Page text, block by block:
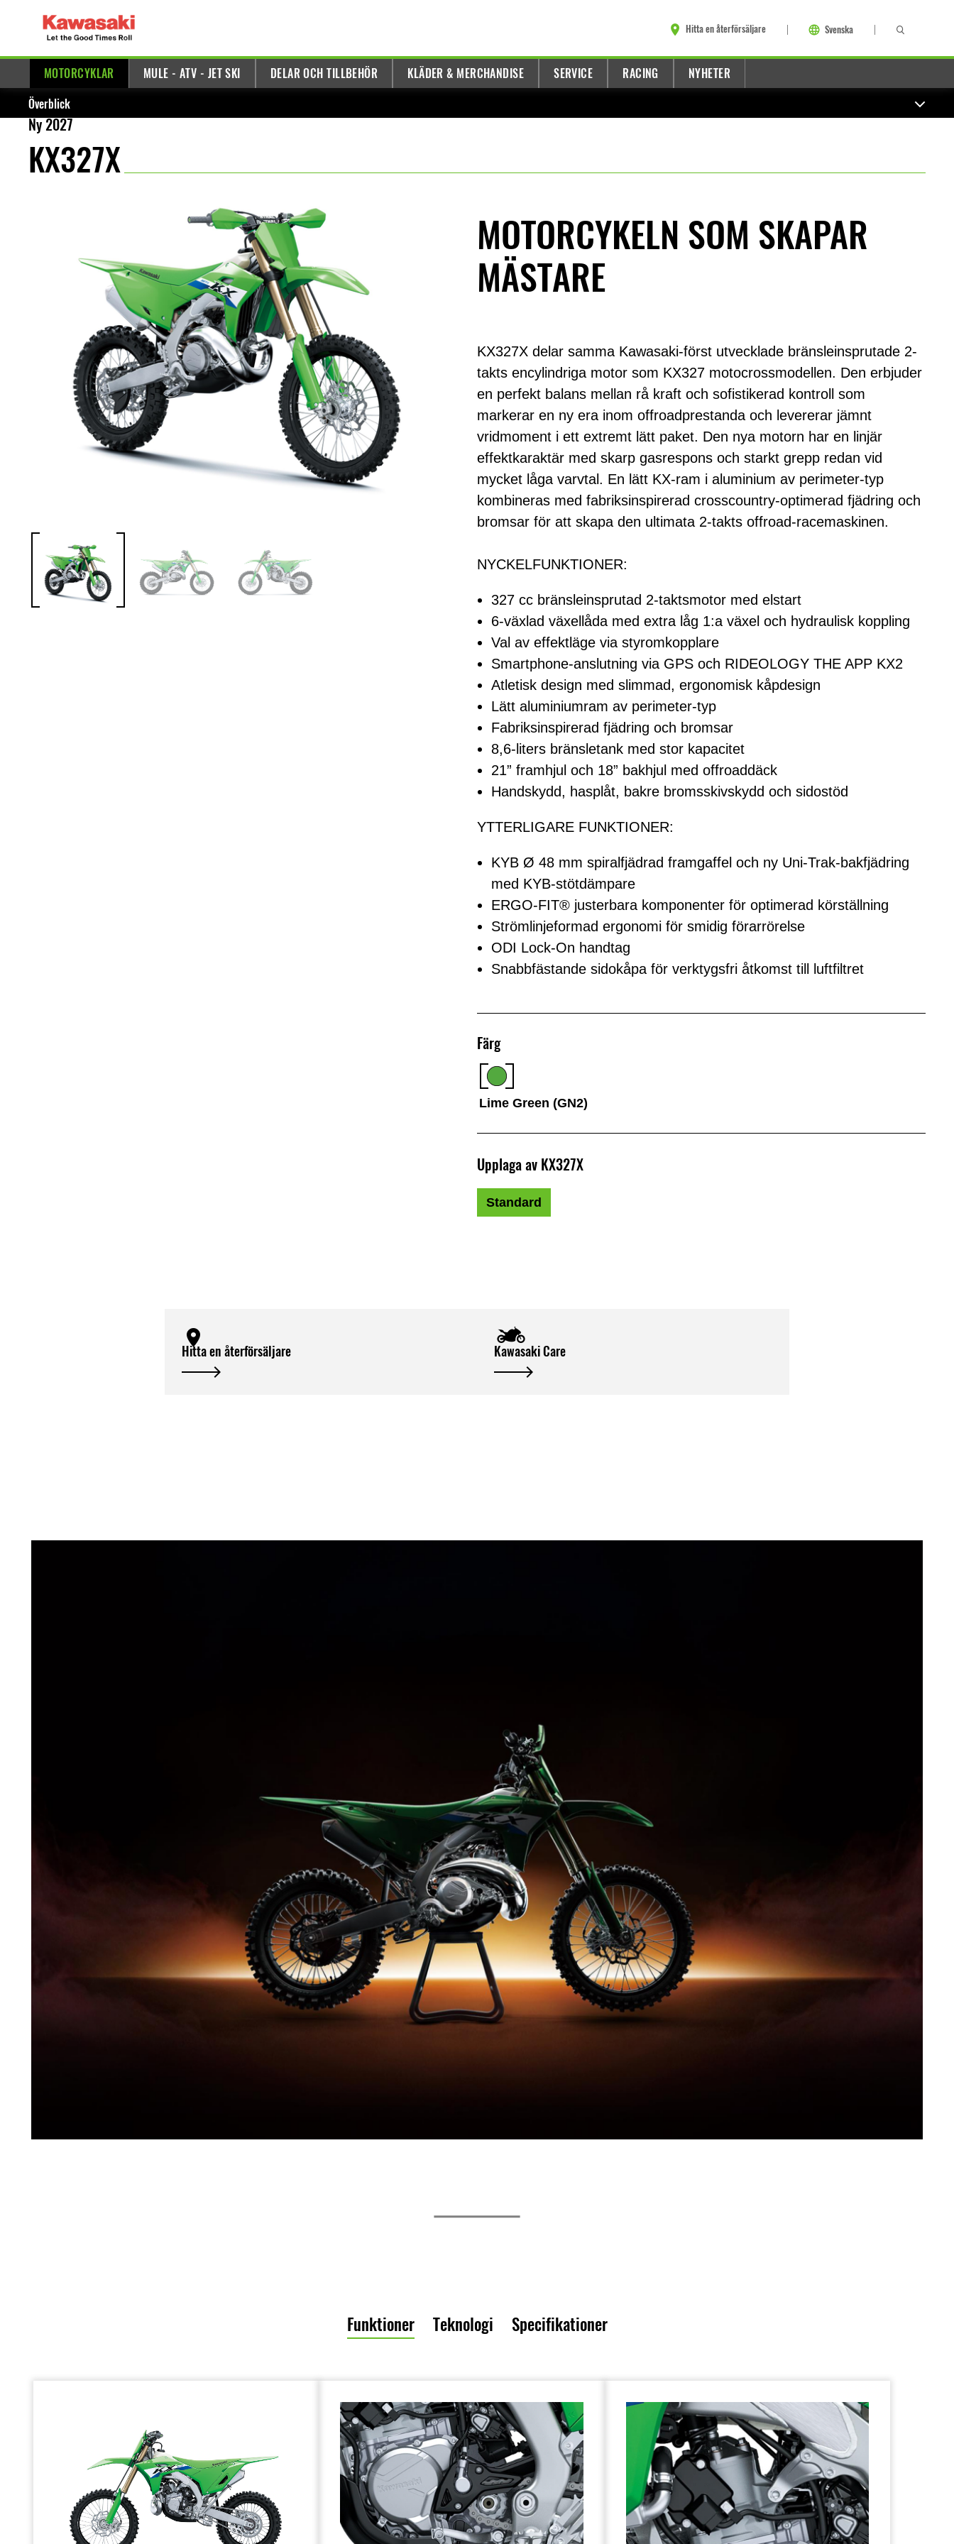
Hitta en återförsäljare Svenska
MOTORCYKLAR MULE - ATV - JET SKI DELAR OCH TILLBEHÖR KLÄDER & MERCHANDISE SERVICE RACING NYHETER
Överblick
Ny 2027
KX327X
MOTORCYKELN SOM SKAPAR
MÄSTARE
KX327X delar samma Kawasaki-först utvecklade bränsleinsprutade 2-
takts encylindriga motor som KX327 motocrossmodellen. Den erbjuder
en perfekt balans mellan rå kraft och sofistikerad kontroll som
markerar en ny era inom offroadprestanda och levererar jämnt
vridmoment i ett extremt lätt paket. Den nya motorn har en linjär
effektkaraktär med skarp gasrespons och starkt grepp redan vid
mycket låga varvtal. En lätt KX-ram i aluminium av perimeter-typ
kombineras med fabriksinspirerad crosscountry-optimerad fjädring och
bromsar för att skapa den ultimata 2-takts offroad-racemaskinen.
NYCKELFUNKTIONER:
327 cc bränsleinsprutad 2-taktsmotor med elstart
6-växlad växellåda med extra låg 1:a växel och hydraulisk koppling
Val av effektläge via styromkopplare
Smartphone-anslutning via GPS och RIDEOLOGY THE APP KX2
Atletisk design med slimmad, ergonomisk kåpdesign
Lätt aluminiumram av perimeter-typ
Fabriksinspirerad fjädring och bromsar
8,6-liters bränsletank med stor kapacitet
21” framhjul och 18” bakhjul med offroaddäck
Handskydd, hasplåt, bakre bromsskivskydd och sidostöd
YTTERLIGARE FUNKTIONER:
KYB Ø 48 mm spiralfjädrad framgaffel och ny Uni-Trak-bakfjädring
med KYB-stötdämpare
ERGO-FIT® justerbara komponenter för optimerad körställning
Strömlinjeformad ergonomi för smidig förarrörelse
ODI Lock-On handtag
Snabbfästande sidokåpa för verktygsfri åtkomst till luftfiltret
Färg
Lime Green (GN2)
Upplaga av KX327X
Standard
Hitta en återförsäljare Kawasaki Care
Funktioner Teknologi Specifikationer